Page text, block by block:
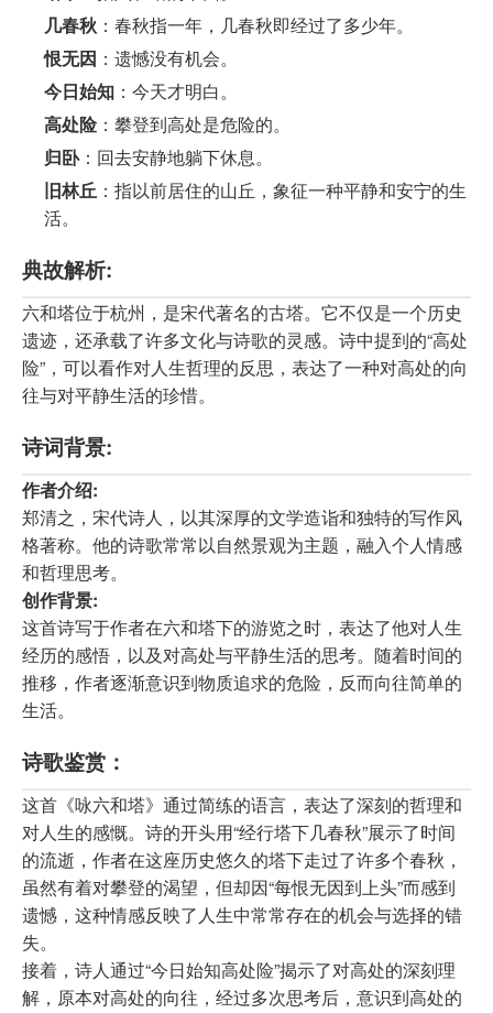
几春秋 ：春秋指一年，几春秋即经过了多少年。
恨无因 ：遗憾没有机会。
今日始知 ：今天才明白。
高处险：攀登到高处是危险的。
归卧：回去安静地躺下休息。
旧林丘 ：指以前居住的山丘，象征一种平静和安宁的生
活。
典故解析:
六和塔位于杭州，是宋代著名的古塔。它不仅是一个历史
遗迹，还承载了许多文化与诗歌的灵感。诗中提到的“高处
险”，可以看作对人生哲理的反思，表达了一种对高处的向
往与对平静生活的珍惜。
诗词背景:
作者介绍:
郑清之，宋代诗人，以其深厚的文学造诣和独特的写作风
格著称。他的诗歌常常以自然景观为主题，融入个人情感
和哲理思考。
创作背景:
这首诗写于作者在六和塔下的游览之时，表达了他对人生
经历的感悟，以及对高处与平静生活的思考。随着时间的
推移，作者逐渐意识到物质追求的危险，反而向往简单的
生活。
诗歌鉴赏：
这首《咏六和塔》通过简练的语言，表达了深刻的哲理和
对人生的感慨。诗的开头用“经行塔下几春秋”展示了时间
的流逝，作者在这座历史悠久的塔下走过了许多个春秋，
虽然有着对攀登的渴望，但却因“每恨无因到上头”而感到
遗憾，这种情感反映了人生中常常存在的机会与选择的错
失。
接着，诗人通过“今日始知高处险”揭示了对高处的深刻理
解，原本对高处的向往，经过多次思考后，意识到高处的